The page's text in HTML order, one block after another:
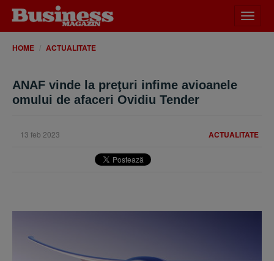
meniu
HOME ACTUALITATE
ANAF vinde la preţuri infime avioanele
omului de afaceri Ovidiu Tender
ACTUALITATE
13 feb 2023